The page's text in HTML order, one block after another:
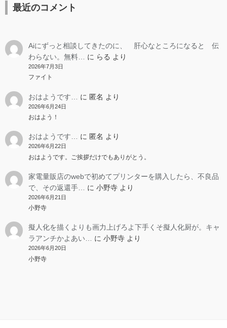
最近のコメント
Aiにずっと相談してきたのに、 肝心なところになると 伝
わらない。無料…
に らる より
2026年7月3日
ファイト
おはようです… に 匿名 より
2026年6月24日
おはよう！
おはようです… に 匿名 より
2026年6月22日
おはようです。ご挨拶だけでもありがとう。
家電量販店のwebで初めてプリンターを購入したら、不良品
で、その返還手…
に 小野寺より
2026年6月21日
小野寺
擬人化を描くよりも画力上げろよ下手くそ擬人化厨が。キャ
ラアンチかよあい…
に 小野寺より
2026年6月20日
小野寺